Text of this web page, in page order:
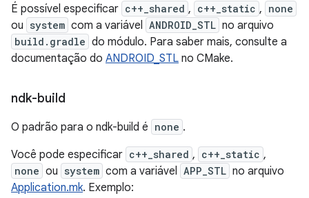
É possível especificar c++_shared , c++_static , none
ou system com a variável ANDROID_STL no arquivo
build.gradle do módulo. Para saber mais, consulte a
documentação do ANDROID_STL no CMake.
ndk-build
O padrão para o ndk-build é none .
Você pode especificar c++_shared , c++_static ,
none ou system com a variável APP_STL no arquivo
Application.mk. Exemplo: